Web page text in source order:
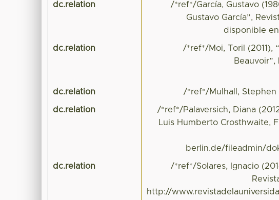
dc.relation
/*ref*/García, Gustavo
Gustavo García”,
disponible
dc.relation
/*ref*/Moi, Toril (2011),
dc.relation /*ref*/Mulhall, Stephen
dc.relation
/*ref*/Palaversich, Diana
Luis Humberto Crosthwaite,
berlin.de/fileadmin/
dc.relation
/*ref*/Solares, Ignacio
http://